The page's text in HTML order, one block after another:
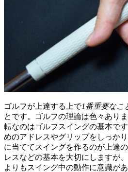
ゴルフが上達する上で1番重要なこ
とです。ゴルフの理論は色々あり
転なのはゴルフスイングの基本で
めのアドレスやグリップをしっか
に当ててスイングを作るのが上達
レスなどの基本を大切にしますが
よりもスイング中の動作に意識が